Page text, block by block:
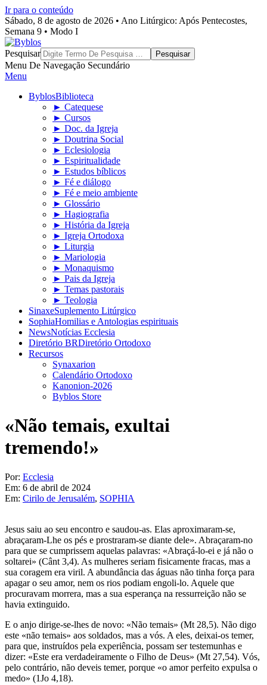
Ir para o conteúdo
Sábado, 8 de agosto de 2026 • Ano Litúrgico: Após Pentecostes,
Semana 9 • Modo I
Byblos
Pesquisar
Menu De Navegação Secundário
Menu
ByblosBiblioteca
► Catequese
► Cursos
► Doc. da Igreja
► Doutrina Social
► Eclesiologia
► Espiritualidade
► Estudos bíblicos
► Fé e diálogo
► Fé e meio ambiente
► Glossário
► Hagiografia
► História da Igreja
► Igreja Ortodoxa
► Liturgia
► Mariologia
► Monaquismo
► Pais da Igreja
► Temas pastorais
► Teologia
SinaxeSuplemento Litúrgico
SophiaHomilias e Antologias espirituais
NewsNotícias Ecclesia
Diretório BRDiretório Ortodoxo
Recursos
Synaxarion
Calendário Ortodoxo
Kanonion-2026
Byblos Store
«Não temais, exultai
tremendo!»
Por: Ecclesia
Em: 6 de abril de 2024
Em: Cirilo de Jerusalém, SOPHIA
Jesus saiu ao seu encontro e saudou-as. Elas aproximaram-se,
abraçaram-Lhe os pés e prostraram-se diante dele». Abraçaram-no
para que se cumprissem aquelas palavras: «Abraçá-lo-ei e já não o
soltarei» (Cânt 3,4). As mulheres seriam fisicamente fracas, mas a
sua coragem era viril. A abundância das águas não tinha força para
apagar o seu amor, nem os rios podiam engoli-lo. Aquele que
procuravam morrera, mas a sua esperança na ressurreição não se
havia extinguido.
E o anjo dirige-se-lhes de novo: «Não temais» (Mt 28,5). Não digo
este «não temais» aos soldados, mas a vós. A eles, deixai-os temer,
para que, instruídos pela experiência, possam ser testemunhas e
dizer: «Este era verdadeiramente o Filho de Deus» (Mt 27,54). Vós,
pelo contrário, não deveis temer, porque «o amor perfeito expulsa o
medo» (1Jo 4,18).